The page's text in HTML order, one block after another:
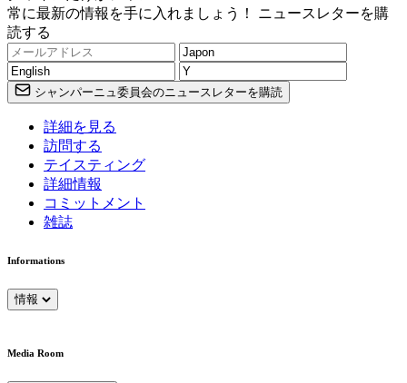
常に最新の情報を手に入れましょう！ ニュースレターを購
読する
シャンパーニュ委員会のニュースレターを購読
詳細を見る
訪問する
テイスティング
詳細情報
コミットメント
雑誌
Informations
情報
Media Room